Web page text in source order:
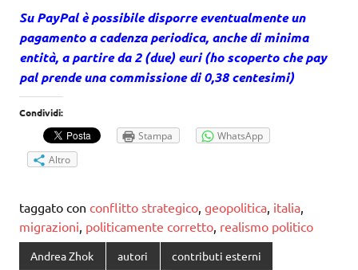
Su PayPal è possibile disporre eventualmente un
pagamento a cadenza periodica, anche di minima
entità, a partire da 2 (due) euri (ho scoperto che pay
pal prende una commissione di 0,38 centesimi)
Condividi:
Stampa
WhatsApp
Altro
taggato con conflitto strategico geopolitica italia
migrazioni politicamente corretto realismo politico
Andrea Zhok autori contributi esterni